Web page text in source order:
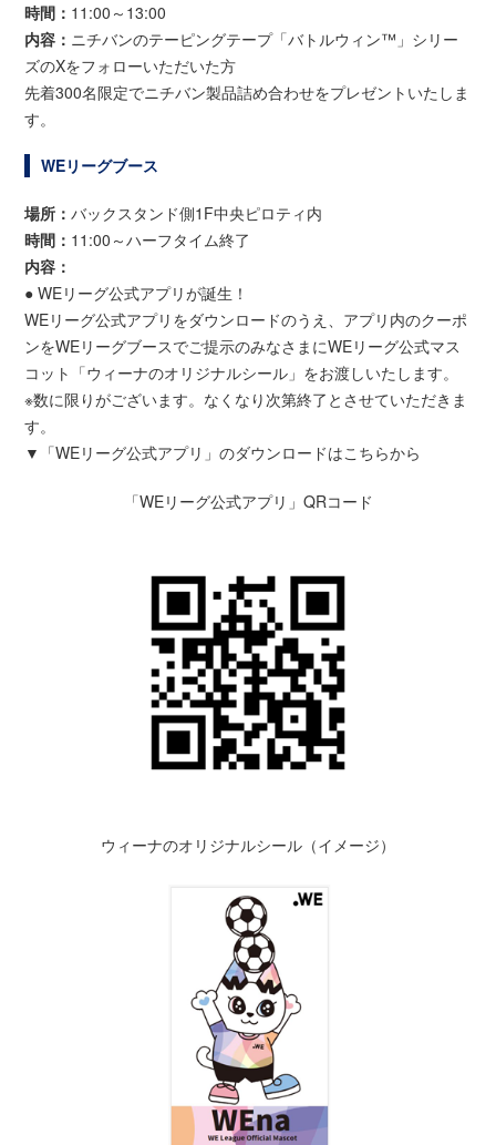
時間： 11:00～13:00
内容： ニチバンのテーピングテープ「バトルウィン™」シリー
ズのXをフォローいただいた方
先着300名限定でニチバン製品詰め合わせをプレゼントいたしま
す。
WEリーグブース
場所：バックスタンド側1F中央ピロティ内
時間： 11:00～ハーフタイム終了
内容：
● WEリーグ公式アプリが誕生！
WEリーグ公式アプリをダウンロードのうえ、アプリ内のクーポ
ンをWEリーグブースでご提示のみなさまにWEリーグ公式マス
コット「ウィーナのオリジナルシール」をお渡しいたします。
※数に限りがございます。なくなり次第終了とさせていただきま
す。
▼「WEリーグ公式アプリ」のダウンロードはこちらから
「WEリーグ公式アプリ」QRコード
ウィーナのオリジナルシール（イメージ）